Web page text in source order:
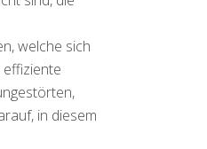
welche sich
effiziente
in diesem